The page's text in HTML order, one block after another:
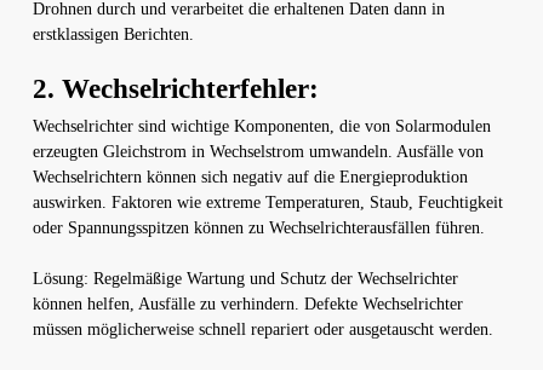
Drohnen durch und verarbeitet die erhaltenen Daten dann in
erstklassigen Berichten.
2. Wechselrichterfehler:
Wechselrichter sind wichtige Komponenten, die von Solarmodulen
erzeugten Gleichstrom in Wechselstrom umwandeln. Ausfälle von
Wechselrichtern können sich negativ auf die Energieproduktion
auswirken. Faktoren wie extreme Temperaturen, Staub, Feuchtigkeit
oder Spannungsspitzen können zu Wechselrichterausfällen führen.
Lösung: Regelmäßige Wartung und Schutz der Wechselrichter
können helfen, Ausfälle zu verhindern. Defekte Wechselrichter
müssen möglicherweise schnell repariert oder ausgetauscht werden.